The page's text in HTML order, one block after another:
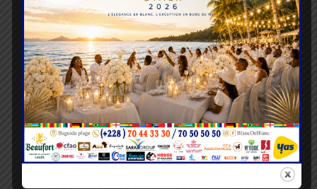
SOCIÉTÉ
Inondations : le
gouvernement débloque
1,14 milliard FCFA pour
assister les sinistrés
SOCIÉTÉ
Amour en Action 2026 :
Dernière ligne droite,
HFA toujours ouverte
aux dons